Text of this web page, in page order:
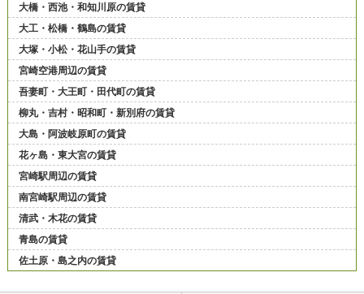
大橋・西池・和知川原の賃貸
大工・松橋・鶴島の賃貸
大塚・小松・花山手の賃貸
宮崎空港周辺の賃貸
吾妻町・大王町・田代町の賃貸
柳丸・吉村・昭和町・新別府の賃貸
大島・阿波岐原町の賃貸
花ヶ島・東大宮の賃貸
宮崎駅周辺の賃貸
南宮崎駅周辺の賃貸
清武・木花の賃貸
青島の賃貸
佐土原・島之内の賃貸